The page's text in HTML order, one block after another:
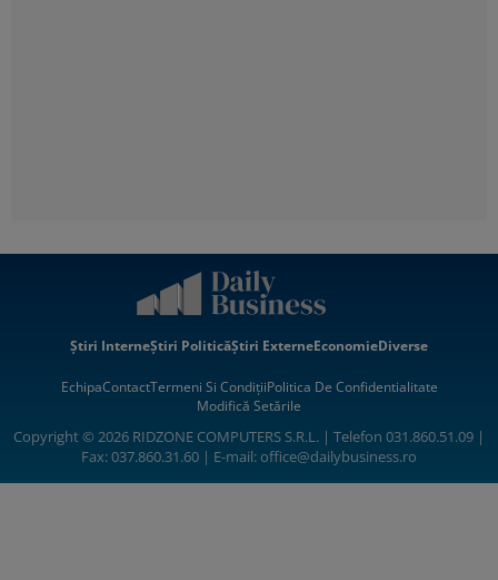
Știri InterneȘtiri PoliticăȘtiri ExterneEconomieDiverse
EchipaContactTermeni Si CondițiiPolitica De Confidentialitate
Modifică Setările
Copyright © 2026 RIDZONE COMPUTERS S.R.L. | Telefon 031.860.51.09 |
Fax: 037.860.31.60 | E-mail:office@dailybusiness.ro